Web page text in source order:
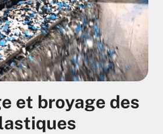
et broyage des